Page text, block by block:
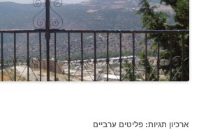
ארכיון תגיות: פליטים ערביים